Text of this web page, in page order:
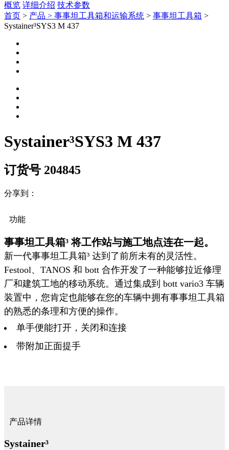
概览 详细介绍 技术参数
首页 > 产品 > 事事坦工具箱和运输系统 > 事事坦工具箱 >
Systainer³SYS3 M 437
Systainer³SYS3 M 437
订货号 204845
分享到：
功能
事事坦工具箱³ 将工作站与施工地点连在一起。
新一代事事坦工具箱³ 达到了前所未有的灵活性。
Festool、TANOS 和 bott 合作开发了一种能够拉近修理
厂和建筑工地的移动系统。通过集成到 bott vario3 车辆
装置中，您肯定也能够在您的车辆中拥有事事坦工具箱
的熟悉的条理和方便的操作。
单手便能打开，关闭和连接
带附加正面提手
产品详情
Systainer³